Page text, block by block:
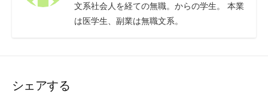
ー
合
文系社会人を経ての無職。からの学生。 本業
は医学生、副業は無職文系。
シェアする